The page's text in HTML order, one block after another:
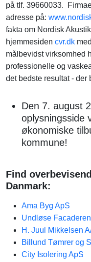
på tlf. 39660033.
adresse på:
fakta om Nordisk
hjemmesiden cvr.dk
målbevidst virksomhed
professionelle og
det bedste resultat - der
Den 7. august
oplysningsside
økonomiske
kommune!
Find
Danmark:
Ama Byg ApS
Undløse
H. Juul Mikkelsen
Billund Tømrer og
City Isolering ApS